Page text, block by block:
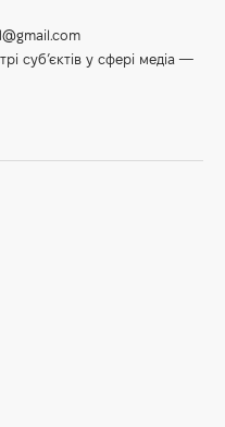
суб’єктів у сфері медіа —